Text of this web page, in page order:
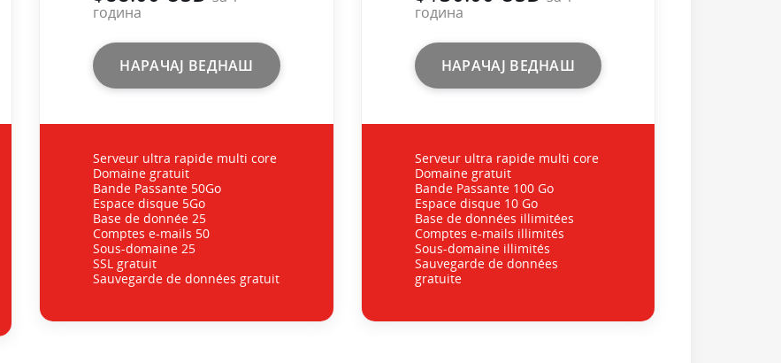
година
НАРАЧАЈ ВЕДНАШ
Serveur ultra rapide multi core
Domaine gratuit
Bande Passante 50Go
Espace disque 5Go
Base de donnée 25
Comptes e-mails 50
Sous-domaine 25
SSL gratuit
Sauvegarde de données gratuit
година
НАРАЧАЈ ВЕДНАШ
Serveur ultra rapide multi core
Domaine gratuit
Bande Passante 100 Go
Espace disque 10 Go
Base de données illimitées
Comptes e-mails illimités
Sous-domaine illimités
Sauvegarde de données
gratuite